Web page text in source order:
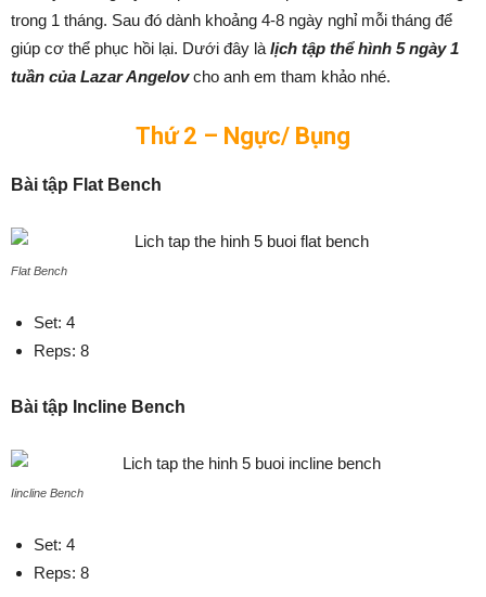
trong 1 tháng. Sau đó dành khoảng 4-8 ngày nghỉ mỗi tháng để
giúp cơ thể phục hồi lại. Dưới đây là lịch tập thể hình 5 ngày 1
tuần của Lazar Angelov cho anh em tham khảo nhé.
Thứ 2 – Ngực/ Bụng
Bài tập Flat Bench
Flat Bench
Set: 4
Reps: 8
Bài tập Incline Bench
Iincline Bench
Set: 4
Reps: 8